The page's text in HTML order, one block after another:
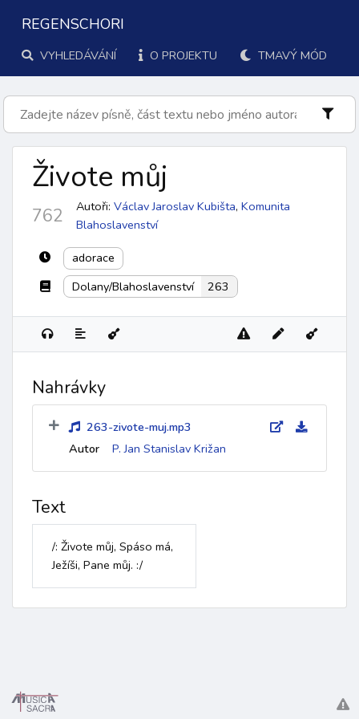
REGENSCHORI
VYHLEDÁVÁNÍ O PROJEKTU TMAVÝ MÓD
Živote můj
762 Autoři: Václav Jaroslav Kubišta, Komunita
Blahoslavenství
adorace
Dolany/Blahoslavenství
263
Nahrávky
263-zivote-muj.mp3
Autor
P. Jan Stanislav Križan
Text
/: Živote můj, Spáso má,
Ježíši, Pane můj. :/